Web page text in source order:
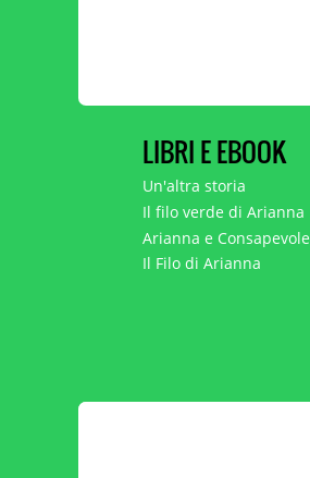
LIBRI E EBOOK
Un'altra storia
Il filo verde di Arianna
Arianna e Consapevole
Il Filo di Arianna